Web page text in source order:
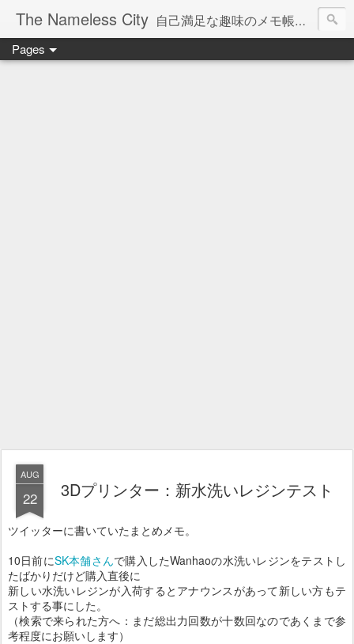
The Nameless City 自己満足な趣味のメモ帳です。現在欧州型H0鉄道模型をメインに書いています。
Pages
AUG
22 3Dプリンター：新水洗いレジンテスト
ツイッターに書いていたまとめメモ。
10日前にSK本舗さんで購入したWanhaoの水洗いレジンをテストし
たばかりだけど購入直後に
新しい水洗いレジンが入荷するとアナウンスがあって新しい方もテ
ストする事にした。
（検索で来られた方へ：まだ総出力回数が十数回なのであくまで参
考程度にお願いします）